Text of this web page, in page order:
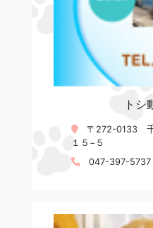
トシ
〒272-0133 千
１５−５
047-397-5737